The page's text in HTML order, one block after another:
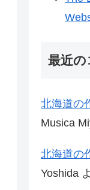
最近の
北海道の
Musica
北海道の
Yoshida